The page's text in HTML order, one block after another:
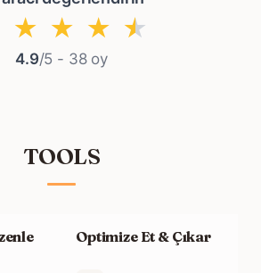
★ ★ ★ ★
4.9/5 - 38 oy
TOOLS
Optimize Et & Çıkar